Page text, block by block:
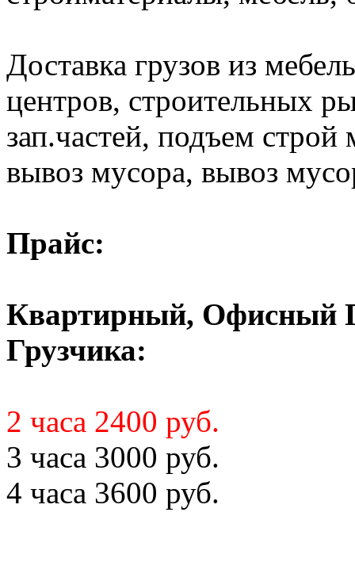
Доставка грузов из
центров, строительных
зап.частей, подъем строй
вывоз мусора, вывоз
Прайс:
Квартирный, Офисный
Грузчика:
2 часа 2400 руб.
3 часа 3000 руб.
4 часа 3600 руб.